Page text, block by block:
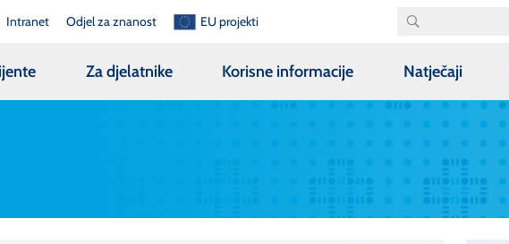
Intranet Odjel za znanost EU projekti
Za djelatnike Korisne informacije Natječaji